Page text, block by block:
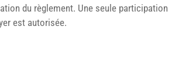
du règlement. Une seule participation
est autorisée.